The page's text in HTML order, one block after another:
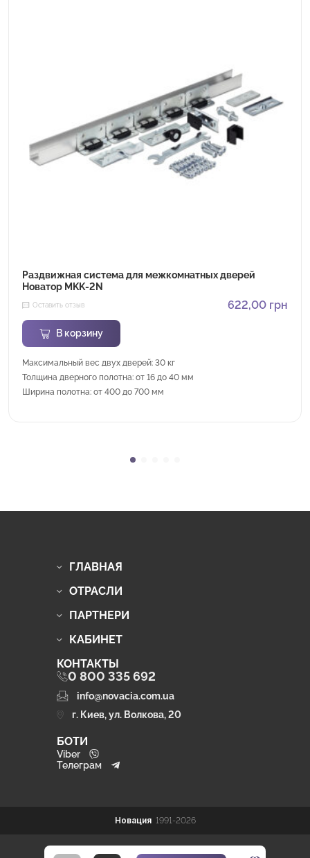
Раздвижная система для межкомнатных дверей
Новатор MKK-2N
Оставить отзыв 622,00 грн
В корзину
Максимальный вес двух дверей: 30 кг
Толщина дверного полотна: от 16 до 40 мм
Ширина полотна: от 400 до 700 мм
ГЛАВНАЯ
ОТРАСЛИ
ПАРТНЕРИ
КАБИНЕТ
КОНТАКТЫ
0 800 335 692
info@novacia.com.ua
г. Киев, ул. Волкова, 20
БОТИ
Viber
Телеграм
Новация 1991-2026